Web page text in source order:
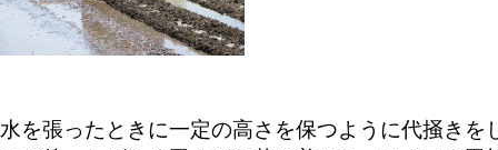
水を張ったときに一定の高さを保つように代掻きを